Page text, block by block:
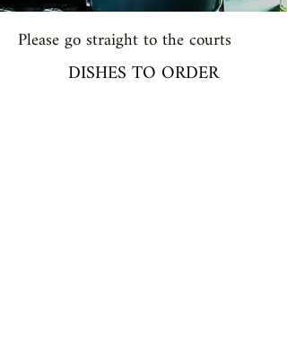
Please go straight to the courts
DISHES TO ORDER